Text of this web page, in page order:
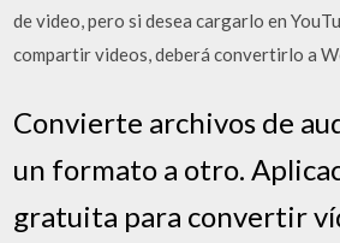
de video, pero si desea cargarlo en
compartir videos, deberá convertirlo a
Convierte archivos de
un formato a otro.
gratuita para convertir